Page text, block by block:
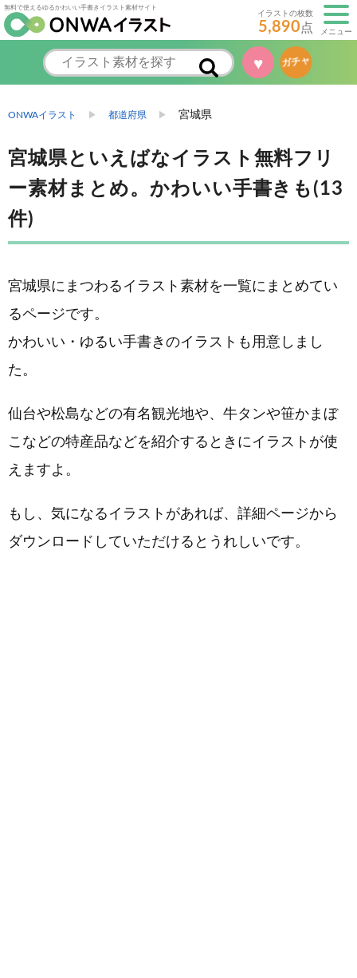
無料で使えるゆるかわいい手書きイラスト素材サイト
イラストの枚数
5,890点 メニュー
♥ ガチャ
ONWAイラスト 都道府県 宮城県
宮城県といえばなイラスト無料フリ
ー素材まとめ。かわいい手書きも(13
件)
宮城県にまつわるイラスト素材を一覧にまとめてい
るページです。
かわいい・ゆるい手書きのイラストも用意しまし
た。
仙台や松島などの有名観光地や、牛タンや笹かまぼ
こなどの特産品などを紹介するときにイラストが使
えますよ。
もし、気になるイラストがあれば、詳細ページから
ダウンロードしていただけるとうれしいです。